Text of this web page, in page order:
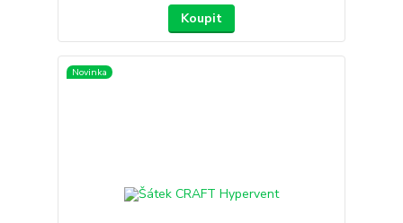
Koupit
Novinka